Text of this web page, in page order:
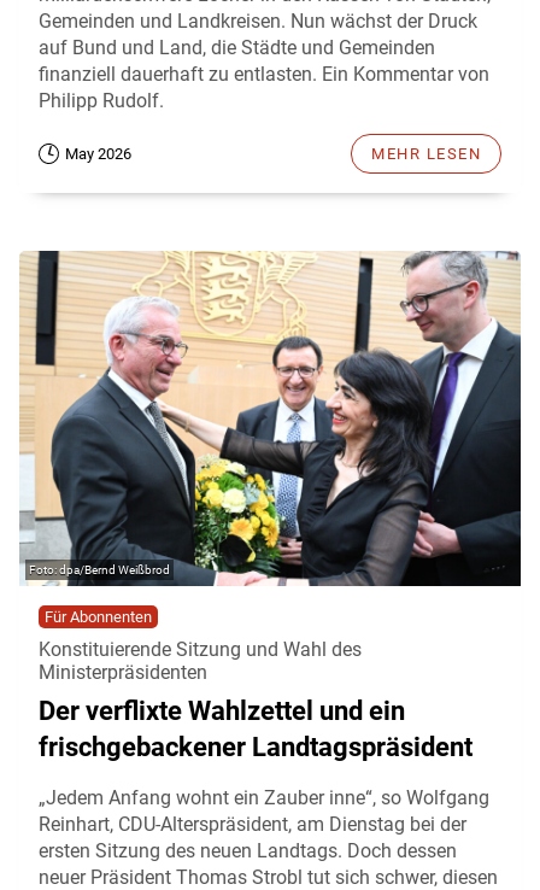
Gemeinden und Landkreisen. Nun wächst der Druck
auf Bund und Land, die Städte und Gemeinden
finanziell dauerhaft zu entlasten. Ein Kommentar von
Philipp Rudolf.
May 2026 MEHR LESEN
dpa/Bernd Weißbrod
Für Abonnenten
Konstituierende Sitzung und Wahl des
Ministerpräsidenten
Der verflixte Wahlzettel und ein
frischgebackener Landtagspräsident
„Jedem Anfang wohnt ein Zauber inne“, so Wolfgang
Reinhart, CDU-Alterspräsident, am Dienstag bei der
ersten Sitzung des neuen Landtags. Doch dessen
neuer Präsident Thomas Strobl tut sich schwer, diesen